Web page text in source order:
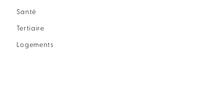
Santé
Tertiaire
Logements